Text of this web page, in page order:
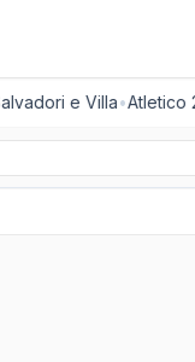
e Villa•Atletico